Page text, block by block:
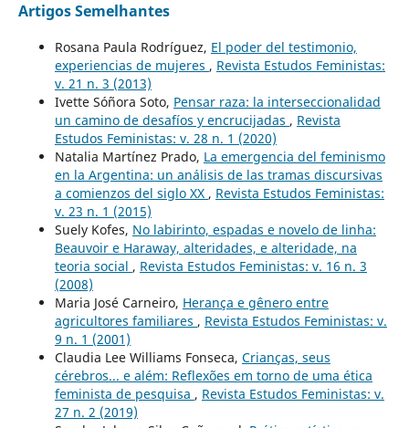
Artigos Semelhantes
Rosana Paula Rodríguez, El poder del testimonio,
experiencias de mujeres , Revista Estudos Feministas:
v. 21 n. 3 (2013)
Ivette Sóñora Soto, Pensar raza: la interseccionalidad
un camino de desafíos y encrucijadas , Revista
Estudos Feministas: v. 28 n. 1 (2020)
Natalia Martínez Prado, La emergencia del feminismo
en la Argentina: un análisis de las tramas discursivas
a comienzos del siglo XX , Revista Estudos Feministas:
v. 23 n. 1 (2015)
Suely Kofes, No labirinto, espadas e novelo de linha:
Beauvoir e Haraway, alteridades, e alteridade, na
teoria social , Revista Estudos Feministas: v. 16 n. 3
(2008)
Maria José Carneiro, Herança e gênero entre
agricultores familiares , Revista Estudos Feministas: v.
9 n. 1 (2001)
Claudia Lee Williams Fonseca, Crianças, seus
cérebros... e além: Reflexões em torno de uma ética
feminista de pesquisa , Revista Estudos Feministas: v.
27 n. 2 (2019)